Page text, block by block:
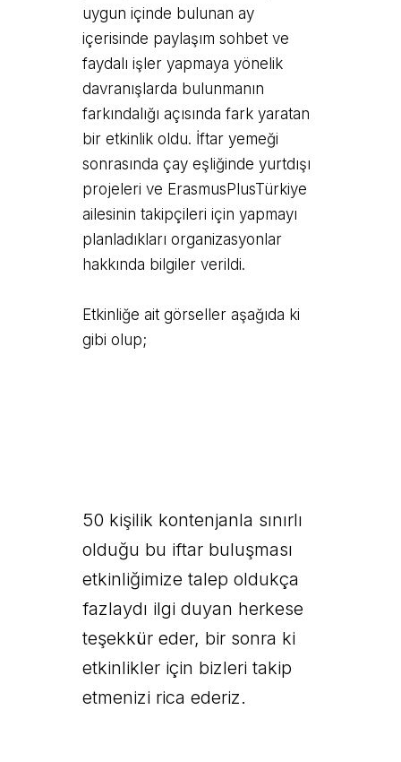
uygun içinde bulunan ay
içerisinde paylaşım sohbet ve
faydalı işler yapmaya yönelik
davranışlarda bulunmanın
farkındalığı açısında fark yaratan
bir etkinlik oldu. İftar yemeği
sonrasında çay eşliğinde yurtdışı
projeleri ve ErasmusPlusTürkiye
ailesinin takipçileri için yapmayı
planladıkları organizasyonlar
hakkında bilgiler verildi.
Etkinliğe ait görseller aşağıda ki
gibi olup;
50 kişilik kontenjanla sınırlı
olduğu bu iftar buluşması
etkinliğimize talep oldukça
fazlaydı ilgi duyan herkese
teşekkür eder, bir sonra ki
etkinlikler için bizleri takip
etmenizi rica ederiz.